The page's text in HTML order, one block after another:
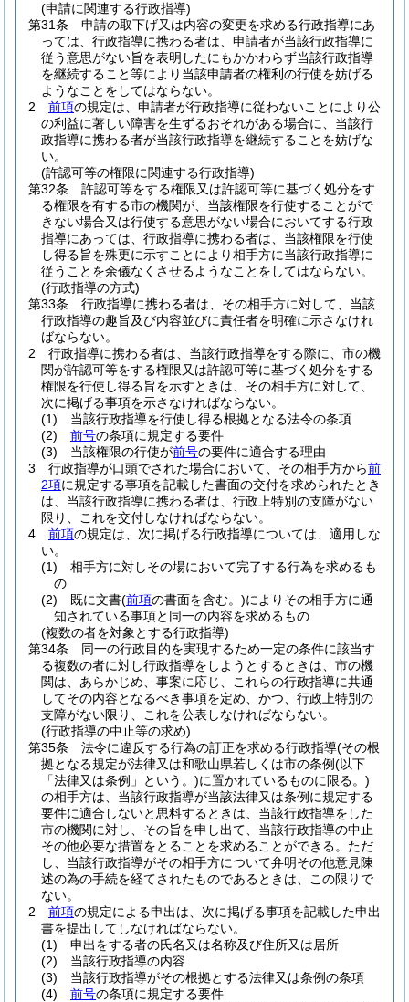
(申請に関連する行政指導)
第31条
申請の取下げ又は内容の変更を求める行政指導にあ
っては、行政指導に携わる者は、申請者が当該行政指導に
従う意思がない旨を表明したにもかかわらず当該行政指導
を継続すること等により当該申請者の権利の行使を妨げる
ようなことをしてはならない。
2
前項の規定は、申請者が行政指導に従わないことにより公
の利益に著しい障害を生ずるおそれがある場合に、当該行
政指導に携わる者が当該行政指導を継続することを妨げな
い。
(許認可等の権限に関連する行政指導)
第32条
許認可等をする権限又は許認可等に基づく処分をす
る権限を有する市の機関が、当該権限を行使することがで
きない場合又は行使する意思がない場合においてする行政
指導にあっては、行政指導に携わる者は、当該権限を行使
し得る旨を殊更に示すことにより相手方に当該行政指導に
従うことを余儀なくさせるようなことをしてはならない。
(行政指導の方式)
第33条
行政指導に携わる者は、その相手方に対して、当該
行政指導の趣旨及び内容並びに責任者を明確に示さなけれ
ばならない。
2
行政指導に携わる者は、当該行政指導をする際に、市の機
関が許認可等をする権限又は許認可等に基づく処分をする
権限を行使し得る旨を示すときは、その相手方に対して、
次に掲げる事項を示さなければならない。
(1)
当該行政指導を行使し得る根拠となる法令の条項
(2)
前号の条項に規定する要件
(3)
当該権限の行使が前号の要件に適合する理由
3
行政指導が口頭でされた場合において、その相手方から前
2項に規定する事項を記載した書面の交付を求められたとき
は、当該行政指導に携わる者は、行政上特別の支障がない
限り、これを交付しなければならない。
4
前項の規定は、次に掲げる行政指導については、適用しな
い。
(1)
相手方に対しその場において完了する行為を求めるも
の
(2)
既に文書(前項の書面を含む。)によりその相手方に通
知されている事項と同一の内容を求めるもの
(複数の者を対象とする行政指導)
第34条
同一の行政目的を実現するため一定の条件に該当す
る複数の者に対し行政指導をしようとするときは、市の機
関は、あらかじめ、事案に応じ、これらの行政指導に共通
してその内容となるべき事項を定め、かつ、行政上特別の
支障がない限り、これを公表しなければならない。
(行政指導の中止等の求め)
第35条
法令に違反する行為の訂正を求める行政指導(その根
拠となる規定が法律又は和歌山県若しくは市の条例(以下
「法律又は条例」という。)に置かれているものに限る。)
の相手方は、当該行政指導が当該法律又は条例に規定する
要件に適合しないと思料するときは、当該行政指導をした
市の機関に対し、その旨を申し出て、当該行政指導の中止
その他必要な措置をとることを求めることができる。 ただ
し、当該行政指導がその相手方について弁明その他意見陳
述の為の手続を経てされたものであるときは、この限りで
ない。
2
前項の規定による申出は、次に掲げる事項を記載した申出
書を提出してしなければならない。
(1)
申出をする者の氏名又は名称及び住所又は居所
(2)
当該行政指導の内容
(3)
当該行政指導がその根拠とする法律又は条例の条項
(4)
前号の条項に規定する要件